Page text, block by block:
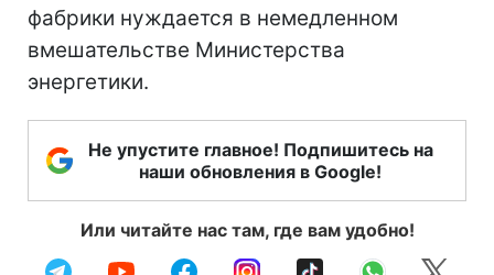
фабрики нуждается в немедленном
вмешательстве Министерства
энергетики.
Не упустите главное! Подпишитесь на
наши обновления в Google!
Или читайте нас там, где вам удобно!